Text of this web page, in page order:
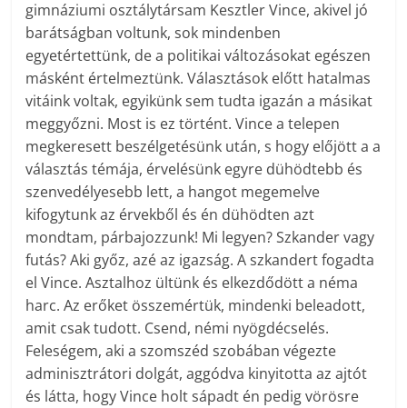
gimnáziumi osztálytársam Kesztler Vince, akivel jó
barátságban voltunk, sok mindenben
egyetértettünk, de a politikai változásokat egészen
másként értelmeztünk. Választások előtt hatalmas
vitáink voltak, egyikünk sem tudta igazán a másikat
meggyőzni. Most is ez történt. Vince a telepen
megkeresett beszélgetésünk után, s hogy előjött a a
választás témája, érvelésünk egyre dühödtebb és
szenvedélyesebb lett, a hangot megemelve
kifogytunk az érvekből és én dühödten azt
mondtam, párbajozzunk! Mi legyen? Szkander vagy
futás? Aki győz, azé az igazság. A szkandert fogadta
el Vince. Asztalhoz ültünk és elkezdődött a néma
harc. Az erőket összemértük, mindenki beleadott,
amit csak tudott. Csend, némi nyögdécselés.
Feleségem, aki a szomszéd szobában végezte
adminisztrátori dolgát, aggódva kinyitotta az ajtót
és látta, hogy Vince holt sápadt én pedig vörösre